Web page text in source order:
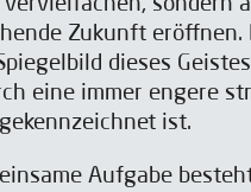
vervielfachen, sondern
Zukunft eröffnen.
dieses
eine immer engere
ist.
Aufgabe